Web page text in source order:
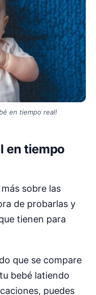
en tiempo real!
en tiempo
sobre las
de probarlas y
tienen para
que se compare
bebé latiendo
puedes